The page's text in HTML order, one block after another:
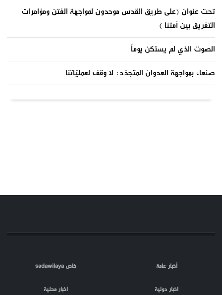
تحت عنوان (على طريق القدس موحدون لمواجهة الفتن ومؤامرات
التفريق بين أمتنا )
الصوت الذي لم يستكن يوماً
صنعاء بمواجهة العدوان المتجدّد: لا وقف لعمليّاتنا
أخبار عامة خاص sadawilaya
اخبار دولية اخبار محلية